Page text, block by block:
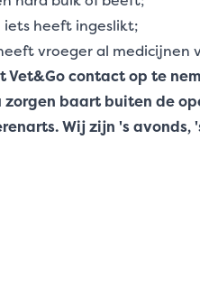
heeft ingeslikt;
vroeger al
Vet&Go contact op te
zorgen baart buiten de
Wij zijn 's avonds,